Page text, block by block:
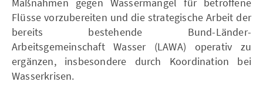
Flüsse vorzubereiten und die strategische Arbeit der
bereits bestehende Bund-Länder-
Arbeitsgemeinschaft Wasser (LAWA) operativ zu
ergänzen, insbesondere durch Koordination bei
Wasserkrisen.